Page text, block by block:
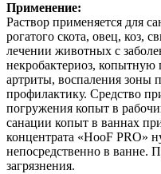
Применение:
Раствор применяется для
рогатого скота, овец, коз,
лечении животных с
некробактериоз,
артриты, воспаления зоны
профилактику. Средство
погружения копыт в
санации копыт в ваннах
концентрата «HooF PRO»
непосредственно в ванне.
загрязнения.